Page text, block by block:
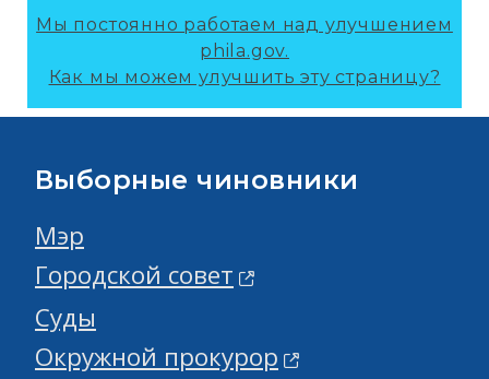
Мы постоянно работаем над улучшением
phila.gov.
Как мы можем улучшить эту страницу?
Выборные чиновники
Мэр
Городской совет
Суды
Окружной прокурор